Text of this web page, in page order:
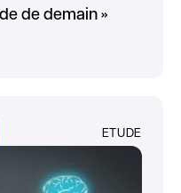
de demain »
ETUDE